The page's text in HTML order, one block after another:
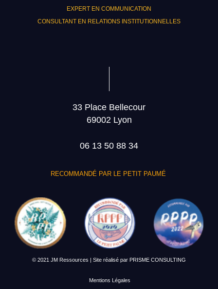
EXPERT EN COMMUNICATION
CONSULTANT EN RELATIONS INSTITUTIONNELLES
33 Place Bellecour
69002 Lyon
06 13 50 88 34
RECOMMANDÉ PAR LE PETIT PAUMÉ
© 2021 JM Ressources | Site réalisé par PRISME CONSULTING
Mentions Légales